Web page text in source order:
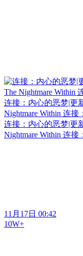
连接：内心的恶梦|更
Nightmare Within 连接
连接：内心的恶梦|更
Nightmare Within 连接
11月17日 00:42
10W+